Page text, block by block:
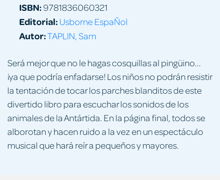
Será mejor que no le hagas cosquillas al pingüino...
¡ya que podría enfadarse! Los niños no podrán resistir
la tentación de tocar los parches blanditos de este
divertido libro para escuchar los sonidos de los
animales de la Antártida. En la página final, todos se
alborotan y hacen ruido a la vez en un espectáculo
musical que hará reír a pequeños y mayores.
ISBN:9781836060321
Editorial: Usborne EspaÑol
Autor:TAPLIN, Sam